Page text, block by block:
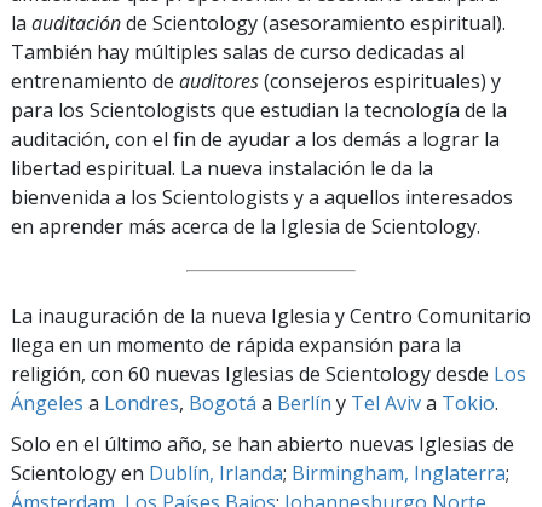
la auditaciónde Scientology (asesoramiento espiritual).
También hay múltiples salas de curso dedicadas al
entrenamiento de auditores(consejeros espirituales) y
para los Scientologists que estudian la tecnología de la
auditación, con el fin de ayudar a los demás a lograr la
libertad espiritual. La nueva instalación le da la
bienvenida a los Scientologists y a aquellos interesados
en aprender más acerca de la Iglesia de Scientology.
La inauguración de la nueva Iglesia y Centro Comunitario
llega en un momento de rápida expansión para la
religión, con 60 nuevas Iglesias de Scientology desde Los
Ángeles a Londres, Bogotá a Berlín y Tel Aviva Tokio.
Solo en el último año, se han abierto nuevas Iglesias de
Scientology en Dublín, Irlanda; Birmingham, Inglaterra;